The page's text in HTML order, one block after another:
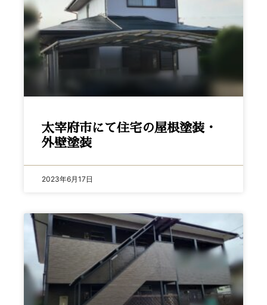
太宰府市にて住宅の屋根塗装・
外壁塗装
2023年6月17日